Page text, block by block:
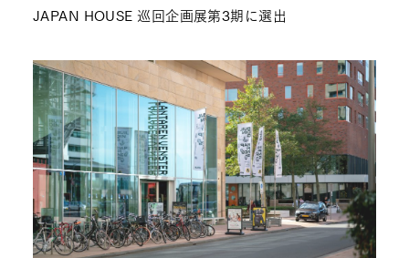
JAPAN HOUSE 巡回企画展第3期に選出